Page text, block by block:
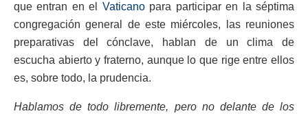
que entran en el Vaticanopara participar en la séptima
congregación general de este miércoles, las reuniones
preparativas del cónclave, hablan de un clima de
escucha abierto y fraterno, aunque lo que rige entre ellos
es, sobre todo, la prudencia.
Hablamos de todo libremente, pero no delante de los